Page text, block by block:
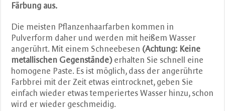
Färbung aus.
Die meisten Pflanzenhaarfarben kommen in
Pulverform daher und werden mit heißem Wasser
angerührt. Mit einem Schneebesen (Achtung: Keine
metallischen Gegenstände)erhalten Sie schnell eine
homogene Paste. Es ist möglich, dass der angerührte
Farbbrei mit der Zeit etwas eintrocknet, geben Sie
einfach wieder etwas temperiertes Wasser hinzu, schon
wird er wieder geschmeidig.